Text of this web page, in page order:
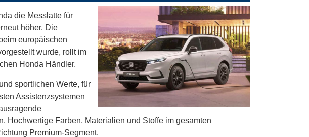
die Messlatte für
höher. Die
europäischen
wurde, rollt im
Honda Händler.
sportlichen Werte, für
Assistenzsystemen
Hochwertige Farben, Materialien und Stoffe im gesamten
Premium-Segment.